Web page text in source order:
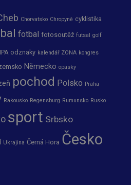
Chorvatsko Chropyně cyklistika
fotbal fotosoutěž futsal golf
IPA odznaky kalendář ZONA kongres
Německo opasky
pochod Polsko Praha
Rakousko Regensburg Rumunsko Rusko
sport Srbsko
Ukrajina Černá Hora Česko